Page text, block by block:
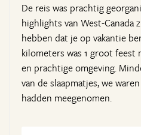
De reis was prachtig
highlights van West-Canada
hebben dat je op vakantie
kilometers was 1 groot
en prachtige omgeving.
van de slaapmatjes, we
hadden meegenomen.